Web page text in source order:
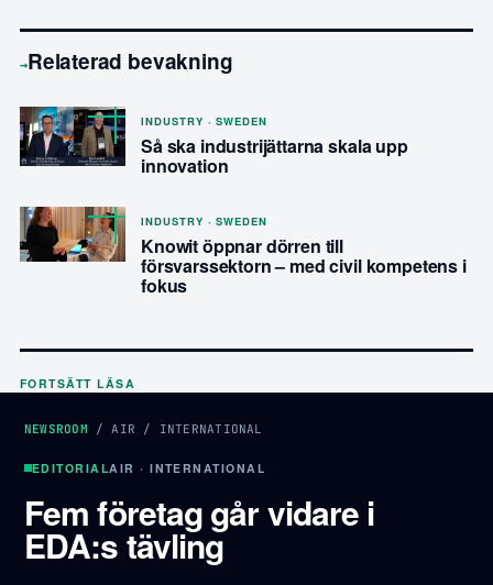
→Relaterad bevakning
INDUSTRY · SWEDEN
Så ska industrijättarna skala upp
innovation
INDUSTRY · SWEDEN
Knowit öppnar dörren till
försvarssektorn – med civil kompetens i
fokus
FORTSÄTT LÄSA
NEWSROOM / AIR / INTERNATIONAL
EDITORIALAIR · INTERNATIONAL
Fem företag går vidare i
EDA:s tävling